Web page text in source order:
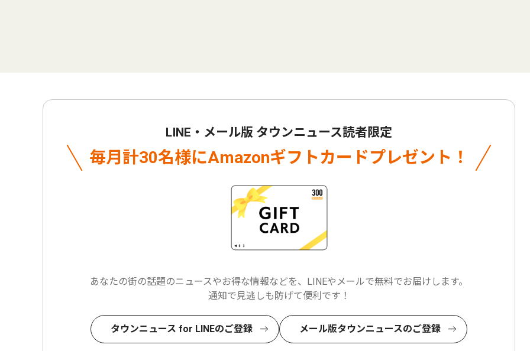
LINE・メール版 タウンニュース読者限定
毎月計30名様にAmazonギフトカードプレゼント！
あなたの街の話題のニュースやお得な情報などを、LINEやメールで無料でお届けします。
通知で見逃しも防げて便利です！
タウンニュース for LINEのご登録 メール版タウンニュースのご登録